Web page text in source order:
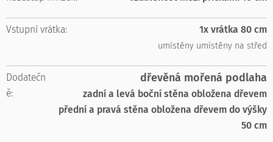
Vstupní vrátka: 1x vrátka 80 cm
umístěny umístěny na střed
Dodatečn
ě:
dřevěná mořená podlaha
zadní a levá boční stěna obložena dřevem
přední a pravá stěna obložena dřevem do výšky
50 cm